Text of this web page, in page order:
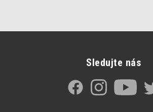
Sledujte nás